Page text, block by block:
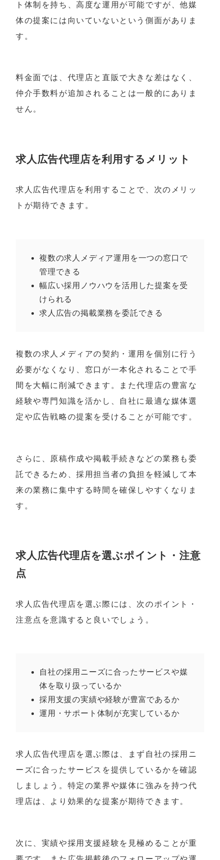
ト体制を持ち、高度な運用が可能ですが、他媒
体の提案には向いていないという側面がありま
す。
料金面では、代理店と直販で大きな差はなく、
仲介手数料が追加されることは一般的にありま
せん。
求人広告代理店を利用するメリット
求人広告代理店を利用することで、次のメリッ
トが期待できます。
複数の求人メディア運用を一つの窓口で
管理できる
幅広い採用ノウハウを活用した提案を受
けられる
求人広告の掲載業務を委託できる
複数の求人メディアの契約・運用を個別に行う
必要がなくなり、窓口が一本化されることで手
間を大幅に削減できます。また代理店の豊富な
経験や専門知識を活かし、自社に最適な媒体選
定や広告戦略の提案を受けることが可能です。
さらに、原稿作成や掲載手続きなどの業務も委
託できるため、採用担当者の負担を軽減して本
来の業務に集中する時間を確保しやすくなりま
す。
求人広告代理店を選ぶポイント・注意
点
求人広告代理店を選ぶ際には、次のポイント・
注意点を意識すると良いでしょう。
自社の採用ニーズに合ったサービスや媒
体を取り扱っているか
採用支援の実績や経験が豊富であるか
運用・サポート体制が充実しているか
求人広告代理店を選ぶ際は、まず自社の採用ニ
ーズに合ったサービスを提供しているかを確認
しましょう。特定の業界や媒体に強みを持つ代
理店は、より効果的な提案が期待できます。
次に、実績や採用支援経験を見極めることが重